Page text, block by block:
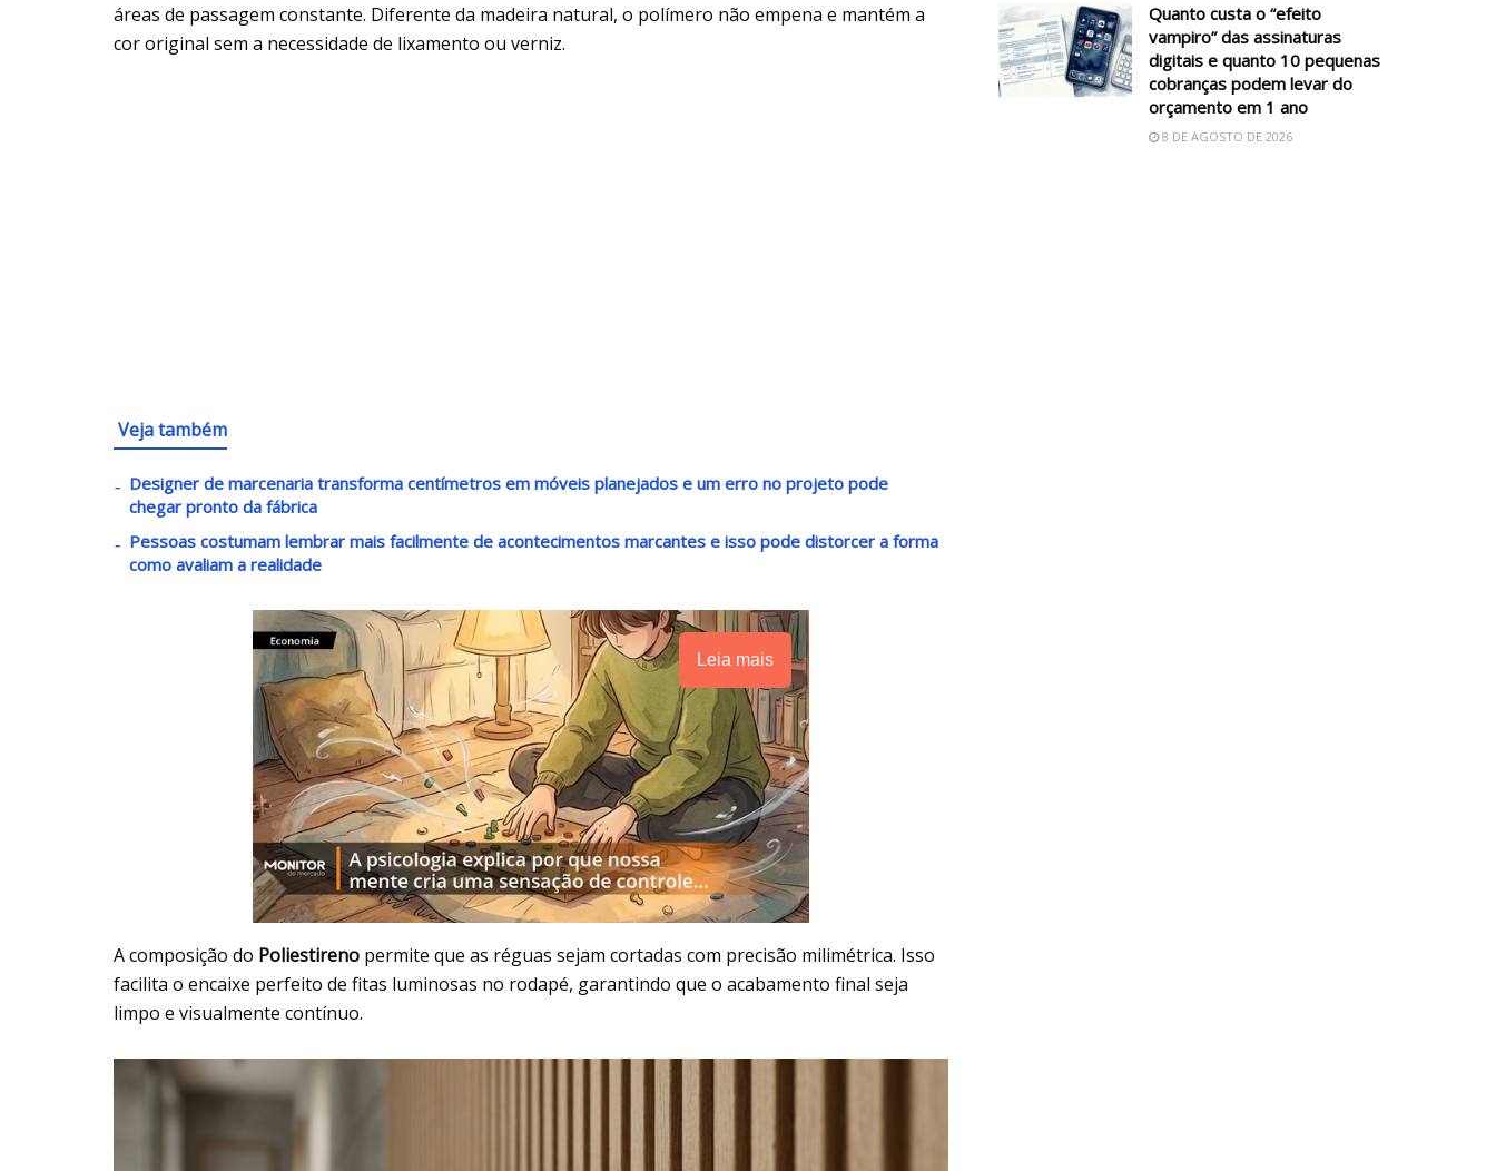
áreas de passagem constante. Diferente da madeira natural, o polímero não empena e mantém a
cor original sem a necessidade de lixamento ou verniz.
Veja também
Designer de marcenaria transforma centímetros em móveis planejados e um erro no projeto pode
chegar pronto da fábrica
Pessoas costumam lembrar mais facilmente de acontecimentos marcantes e isso pode distorcer a forma
como avaliam a realidade
Leia mais
A composição do Poliestireno permite que as réguas sejam cortadas com precisão milimétrica. Isso
facilita o encaixe perfeito de fitas luminosas no rodapé, garantindo que o acabamento final seja
limpo e visualmente contínuo.
Quanto custa o “efeito
vampiro” das assinaturas
digitais e quanto 10 pequenas
cobranças podem levar do
orçamento em 1 ano
8 DE AGOSTO DE 2026